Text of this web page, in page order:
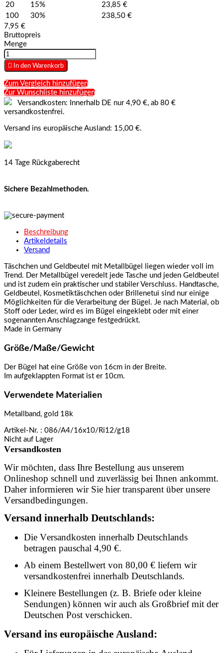
20
15%
23,85 €
100
30%
238,50 €
7,95 €
Bruttopreis
Menge
 In den Warenkorb
Zum Vergleich hinzufügen
Zur Wunschliste hinzufügen
Versandkosten: Innerhalb DE nur 4,90 €, ab 80 €
versandkostenfrei.
Versand ins europäische Ausland: 15,00 €.
14 Tage Rückgaberecht
Sichere Bezahlmethoden.
Beschreibung
Artikeldetails
Versand
Täschchen und Geldbeutel mit Metallbügel liegen wieder voll im
Trend. Der Metallbügel veredelt jede Tasche und jeden Geldbeutel
und ist zudem ein praktischer und stabiler Verschluss. Handtasche,
Geldbeutel, Kosmetiktäschchen oder Brillenetui sind nur einige
Möglichkeiten für die Verarbeitung der Bügel. Je nach Material, ob
Stoff oder Leder, wird es im Bügel eingeklebt oder mit einer
sogenannten Anschlagzange festgedrückt.
Made in Germany
Größe/Maße/Gewicht
Der Bügel hat eine Größe von 16cm in der Breite.
Im aufgeklappten Format ist er 10cm.
Verwendete Materialien
Metallband, gold 18k
Artikel-Nr. : 086/A4/16x10/Ri12/g18
Nicht auf Lager
Versandkosten
Wir möchten, dass Ihre Bestellung aus unserem
Onlineshop schnell und zuverlässig bei Ihnen ankommt.
Daher informieren wir Sie hier transparent über unsere
Versandbedingungen.
Versand innerhalb Deutschlands:
Die Versandkosten innerhalb Deutschlands
betragen pauschal 4,90 €.
Ab einem Bestellwert von 80,00 € liefern wir
versandkostenfrei innerhalb Deutschlands.
Kleinere Bestellungen (z. B. Briefe oder kleine
Sendungen) können wir auch als Großbrief mit der
Deutschen Post verschicken.
Versand ins europäische Ausland: